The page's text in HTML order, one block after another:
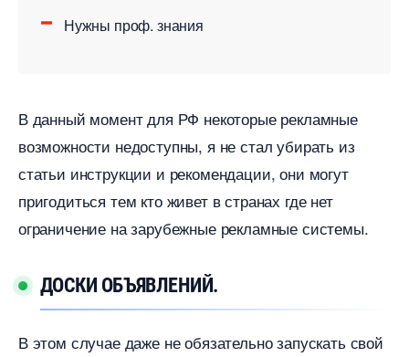
Нужны проф. знания
данный момент для РФ некоторые рекламные
озможности недоступны, я не стал убирать из
статьи инструкции и рекомендации, они могут
пригодиться тем кто живет в странах где нет
ограничение на зарубежные рекламные системы.
ДОСКИ ОБЪЯВЛЕНИЙ.
этом случае даже не обязательно запускать свой